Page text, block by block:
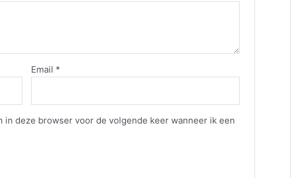
Email *
in deze browser voor de volgende keer wanneer ik een